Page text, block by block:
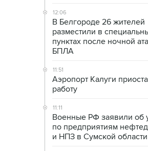
12:06
В Белгороде 26 жителей
разместили в
пунктах после ночной
БПЛА
11:51
Аэропорт Калуги
работу
11:11
Военные РФ заявили об
по предприятиям
и НПЗ в Сумской области